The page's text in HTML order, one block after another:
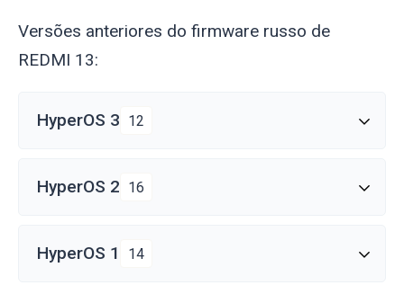
Versões anteriores do firmware russo de
REDMI 13:
HyperOS 3 12
HyperOS 2 16
HyperOS 1 14